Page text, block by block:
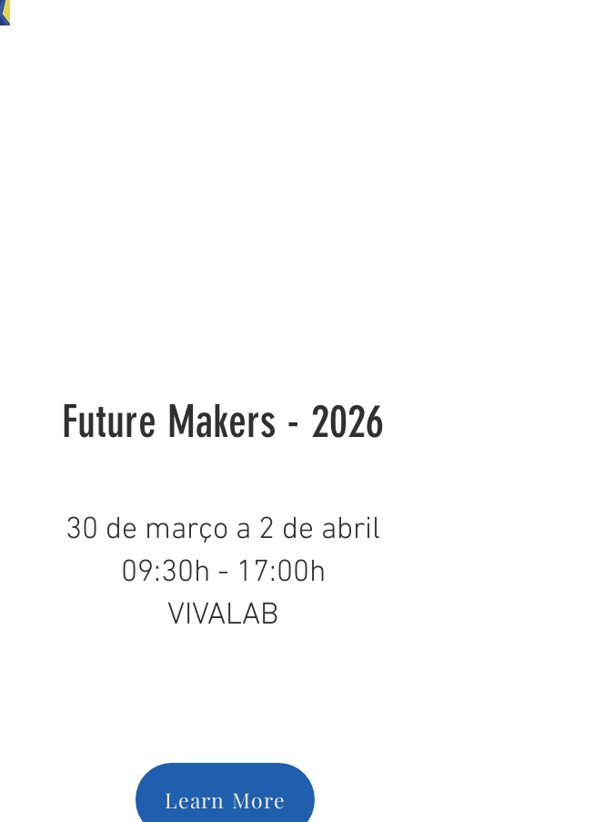
Future Makers - 2026
30 de março a 2 de abril
09:30h - 17:00h
VIVALAB
Learn More